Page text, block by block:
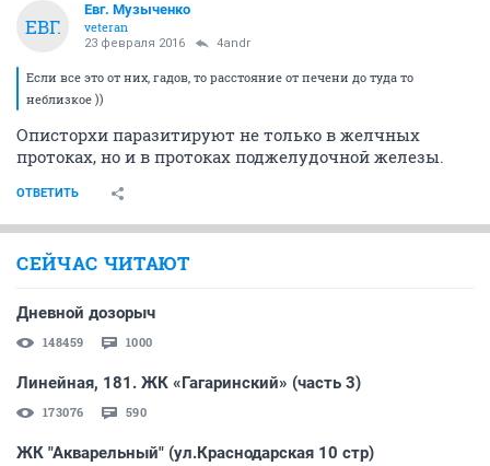
ЕВГ.
Евг. Музыченко
veteran
23 февраля 2016 4andr
Если все это от них, гадов, то расстояние от печени до туда то
неблизкое ))
Описторхи паразитируют не только в желчных
протоках, но и в протоках поджелудочной железы.
ОТВЕТИТЬ
СЕЙЧАС ЧИТАЮТ
Дневной дозорыч
148459 1000
Линейная, 181. ЖК «Гагаринский» (часть 3)
173076 590
ЖК "Акварельный" (ул.Краснодарская 10 стр)